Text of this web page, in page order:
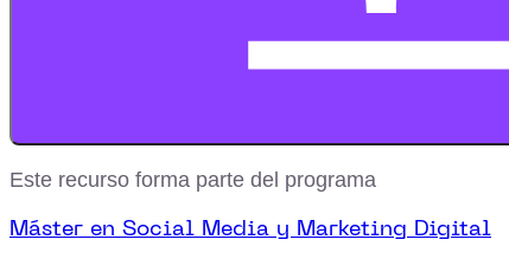
Este recurso forma parte del programa
Máster en Social Media y Marketing Digital